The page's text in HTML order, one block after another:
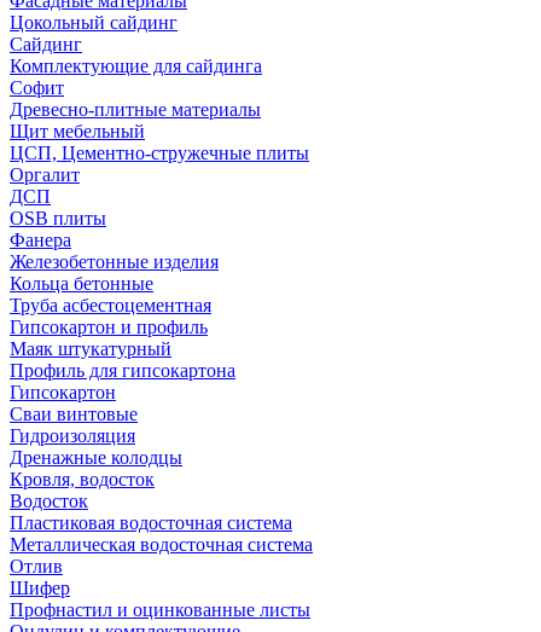
Цокольный сайдинг
Сайдинг
Комплектующие для сайдинга
Софит
Древесно-плитные материалы
Щит мебельный
ЦСП, Цементно-стружечные плиты
Оргалит
ДСП
OSB плиты
Фанера
Железобетонные изделия
Кольца бетонные
Труба асбестоцементная
Гипсокартон и профиль
Маяк штукатурный
Профиль для гипсокартона
Гипсокартон
Сваи винтовые
Гидроизоляция
Дренажные колодцы
Кровля, водосток
Водосток
Пластиковая водосточная система
Металлическая водосточная система
Отлив
Шифер
Профнастил и оцинкованные листы